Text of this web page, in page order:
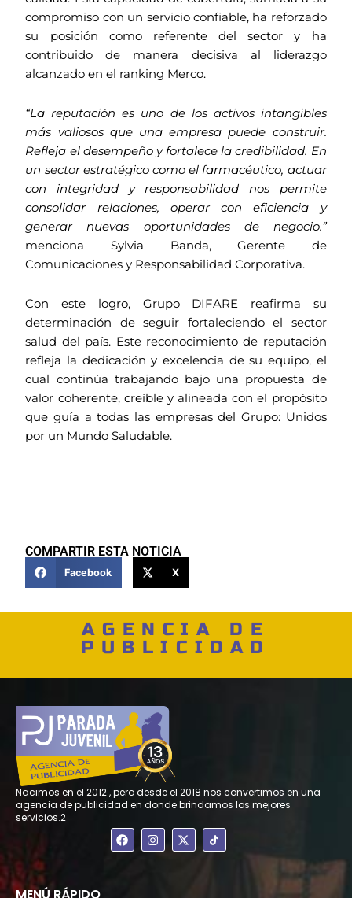
compromiso con un servicio confiable, ha reforzado
su posición como referente del sector y ha
contribuido de manera decisiva al liderazgo
alcanzado en el ranking Merco.
“La reputación es uno de los activos intangibles
más valiosos que una empresa puede construir.
Refleja el desempeño y fortalece la credibilidad. En
un sector estratégico como el farmacéutico, actuar
con integridad y responsabilidad nos permite
consolidar relaciones, operar con eficiencia y
generar nuevas oportunidades de negocio.”
menciona Sylvia Banda, Gerente de
Comunicaciones y Responsabilidad Corporativa.
Con este logro, Grupo DIFARE reafirma su
determinación de seguir fortaleciendo el sector
salud del país. Este reconocimiento de reputación
refleja la dedicación y excelencia de su equipo, el
cual continúa trabajando bajo una propuesta de
valor coherente, creíble y alineada con el propósito
que guía a todas las empresas del Grupo: Unidos
por un Mundo Saludable.
COMPARTIR ESTA NOTICIA
Facebook X
AGENCIA DE
PUBLICIDAD
Nacimos en el 2012 , pero desde el 2018 nos convertimos en una
agencia de publicidad en donde brindamos los mejores
servicios.2
F
a
c
I
n
s
X
-
t